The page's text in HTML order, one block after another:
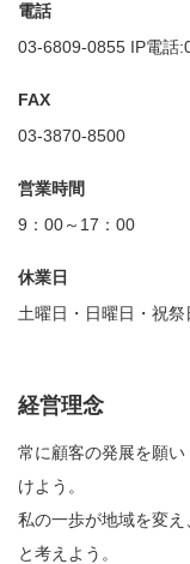
電話
03-6809-0855 IP電話
FAX
03-3870-8500
営業時間
9：00～17：00
休業日
土曜日・日曜日・祝祭
経営理念
常に顧客の発展を願
けよう。
私の一歩が地域を変
と考えよう。